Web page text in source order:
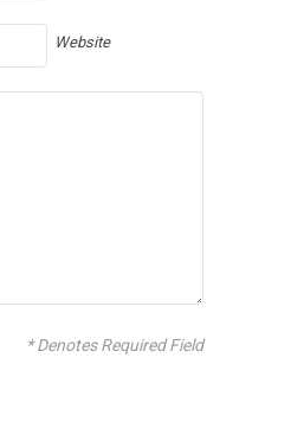
Website
* Denotes Required Field